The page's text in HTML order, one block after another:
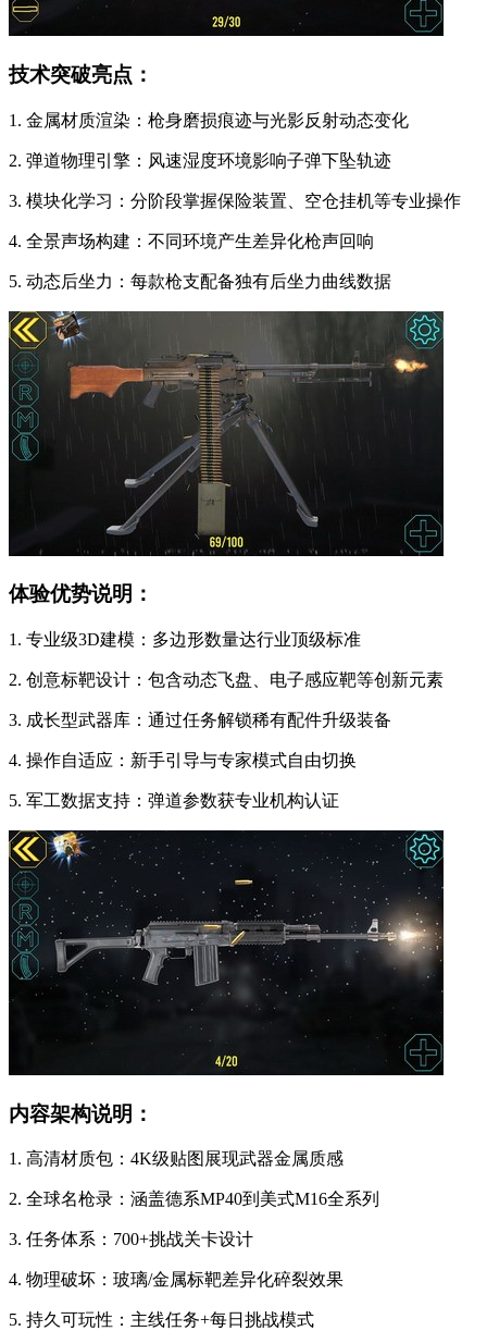
技术突破亮点：
1. 金属材质渲染：枪身磨损痕迹与光影反射动态变化
2. 弹道物理引擎：风速湿度环境影响子弹下坠轨迹
3. 模块化学习：分阶段掌握保险装置、空仓挂机等专业操作
4. 全景声场构建：不同环境产生差异化枪声回响
5. 动态后坐力：每款枪支配备独有后坐力曲线数据
体验优势说明：
1. 专业级3D建模：多边形数量达行业顶级标准
2. 创意标靶设计：包含动态飞盘、电子感应靶等创新元素
3. 成长型武器库：通过任务解锁稀有配件升级装备
4. 操作自适应：新手引导与专家模式自由切换
5. 军工数据支持：弹道参数获专业机构认证
内容架构说明：
1. 高清材质包：4K级贴图展现武器金属质感
2. 全球名枪录：涵盖德系MP40到美式M16全系列
3. 任务体系：700+挑战关卡设计
4. 物理破坏：玻璃/金属标靶差异化碎裂效果
5. 持久可玩性：主线任务+每日挑战模式